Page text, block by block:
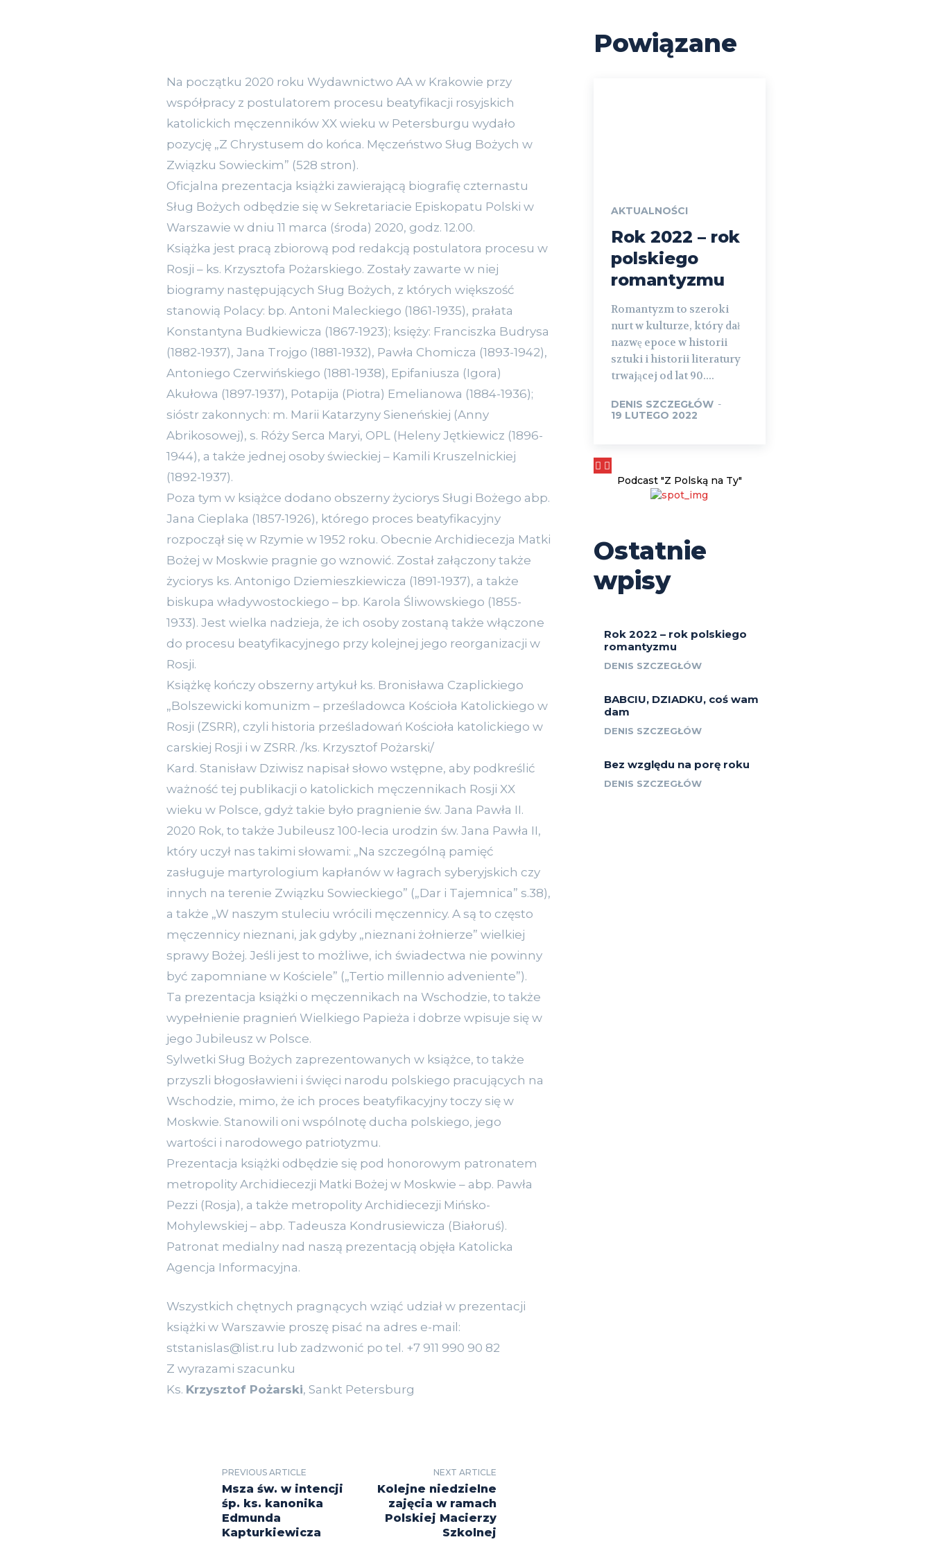
Na początku 2020 roku Wydawnictwo AA w Krakowie przy
współpracy z postulatorem procesu beatyfikacji rosyjskich
katolickich męczenników XX wieku w Petersburgu wydało
pozycję „Z Chrystusem do końca. Męczeństwo Sług Bożych w
Związku Sowieckim” (528 stron).
Oficjalna prezentacja książki zawierającą biografię czternastu
Sług Bożych odbędzie się w Sekretariacie Episkopatu Polski w
Warszawie w dniu 11 marca (środa) 2020, godz. 12.00.
Książka jest pracą zbiorową pod redakcją postulatora procesu w
Rosji – ks. Krzysztofa Pożarskiego. Zostały zawarte w niej
biogramy następujących Sług Bożych, z których większość
stanowią Polacy: bp. Antoni Maleckiego (1861-1935), prałata
Konstantyna Budkiewicza (1867-1923); księży: Franciszka Budrysa
(1882-1937), Jana Trojgo (1881-1932), Pawła Chomicza (1893-1942),
Antoniego Czerwińskiego (1881-1938), Epifaniusza (Igora)
Akułowa (1897-1937), Potapija (Piotra) Emelianowa (1884-1936);
sióstr zakonnych: m. Marii Katarzyny Sieneńskiej (Anny
Abrikosowej), s. Róży Serca Maryi, OPL (Heleny Jętkiewicz (1896-
1944), a także jednej osoby świeckiej – Kamili Kruszelnickiej
(1892-1937).
Poza tym w książce dodano obszerny życiorys Sługi Bożego abp.
Jana Cieplaka (1857-1926), którego proces beatyfikacyjny
rozpoczął się w Rzymie w 1952 roku. Obecnie Archidiecezja Matki
Bożej w Moskwie pragnie go wznowić. Został załączony także
życiorys ks. Antonigo Dziemieszkiewicza (1891-1937), a także
biskupa władywostockiego – bp. Karola Śliwowskiego (1855-
1933). Jest wielka nadzieja, że ich osoby zostaną także włączone
do procesu beatyfikacyjnego przy kolejnej jego reorganizacji w
Rosji.
Książkę kończy obszerny artykuł ks. Bronisława Czaplickiego
„Bolszewicki komunizm – prześladowca Kościoła Katolickiego w
Rosji (ZSRR), czyli historia prześladowań Kościoła katolickiego w
carskiej Rosji i w ZSRR. /ks. Krzysztof Pożarski/
Kard. Stanisław Dziwisz napisał słowo wstępne, aby podkreślić
ważność tej publikacji o katolickich męczennikach Rosji XX
wieku w Polsce, gdyż takie było pragnienie św. Jana Pawła II.
2020 Rok, to także Jubileusz 100-lecia urodzin św. Jana Pawła II,
który uczył nas takimi słowami: „Na szczególną pamięć
zasługuje martyrologium kapłanów w łagrach syberyjskich czy
innych na terenie Związku Sowieckiego” („Dar i Tajemnica” s.38),
a także „W naszym stuleciu wrócili męczennicy. A są to często
męczennicy nieznani, jak gdyby „nieznani żołnierze” wielkiej
sprawy Bożej. Jeśli jest to możliwe, ich świadectwa nie powinny
być zapomniane w Kościele” („Tertio millennio adveniente”).
Ta prezentacja książki o męczennikach na Wschodzie, to także
wypełnienie pragnień Wielkiego Papieża i dobrze wpisuje się w
jego Jubileusz w Polsce.
Sylwetki Sług Bożych zaprezentowanych w książce, to także
przyszli błogosławieni i święci narodu polskiego pracujących na
Wschodzie, mimo, że ich proces beatyfikacyjny toczy się w
Moskwie. Stanowili oni wspólnotę ducha polskiego, jego
wartości i narodowego patriotyzmu.
Prezentacja książki odbędzie się pod honorowym patronatem
metropolity Archidiecezji Matki Bożej w Moskwie – abp. Pawła
Pezzi (Rosja), a także metropolity Archidiecezji Mińsko-
Mohylewskiej – abp. Tadeusza Kondrusiewicza (Białoruś).
Patronat medialny nad naszą prezentacją objęła Katolicka
Agencja Informacyjna.
Wszystkich chętnych pragnących wziąć udział w prezentacji
książki w Warszawie proszę pisać na adres e-mail:
ststanislas@list.ru lub zadzwonić po tel. +7 911 990 90 82
Z wyrazami szacunku
Ks. Krzysztof Pożarski, Sankt Petersburg
PREVIOUS ARTICLE
Msza św. w intencji
śp. ks. kanonika
Edmunda
Kapturkiewicza
NEXT ARTICLE
Kolejne niedzielne
zajęcia w ramach
Polskiej Macierzy
Szkolnej
Powiązane
AKTUALNOŚCI
Rok 2022 – rok
polskiego
romantyzmu
Romantyzm to szeroki
nurt w kulturze, który dał
nazwę epoce w historii
sztuki i historii literatury
trwającej od lat 90....
DENIS SZCZEGŁÓW -
19 LUTEGO 2022
Podcast "Z Polską na Ty"
Ostatnie
wpisy
Rok 2022 – rok polskiego
romantyzmu
DENIS SZCZEGŁÓW
BABCIU, DZIADKU, coś wam
dam
DENIS SZCZEGŁÓW
Bez względu na porę roku
DENIS SZCZEGŁÓW